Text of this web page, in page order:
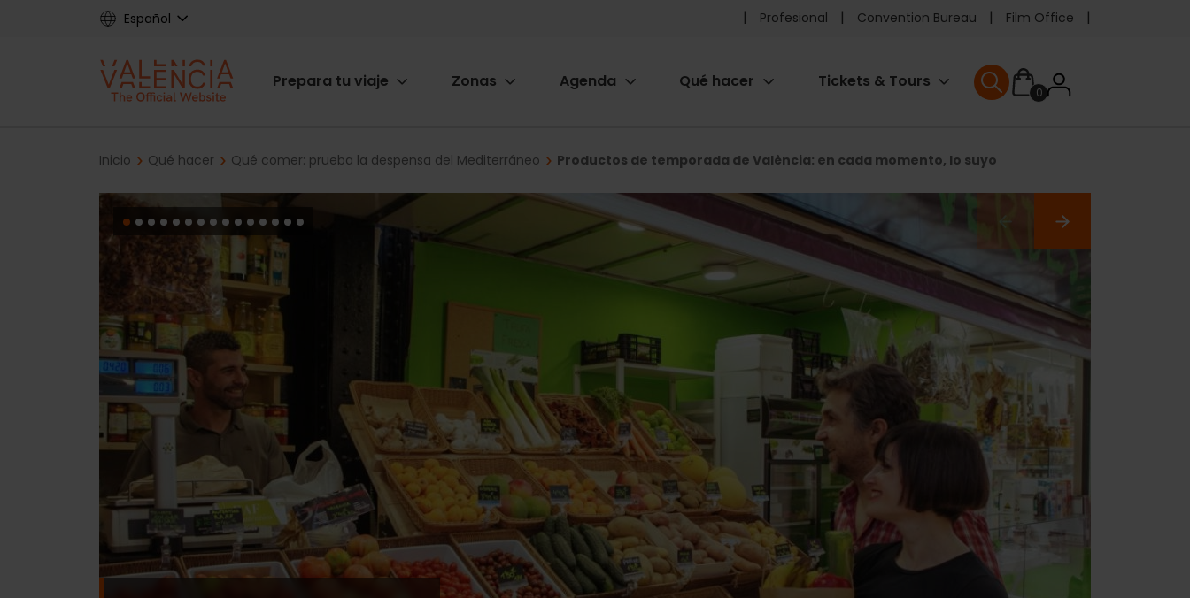
Español
Pre
header
Profesional Convention Bureau Film Office
Main
Prepara tu viaje Zonas Agenda Qué hacer Tickets & Tours
0User
User menu
Breadcrumb
Inicio Qué hacer Qué comer: prueba la despensa del Mediterráneo Productos de temporada de València: en cada momento, lo suyo